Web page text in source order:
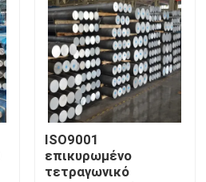
ISO9001
επικυρωμένο
τετραγωνικό